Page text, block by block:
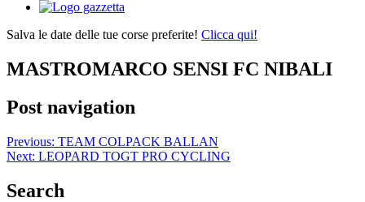
Salva le date delle tue corse preferite! Clicca qui!
MASTROMARCO SENSI FC NIBALI
Post navigation
Previous: TEAM COLPACK BALLAN
Next: LEOPARD TOGT PRO CYCLING
Search